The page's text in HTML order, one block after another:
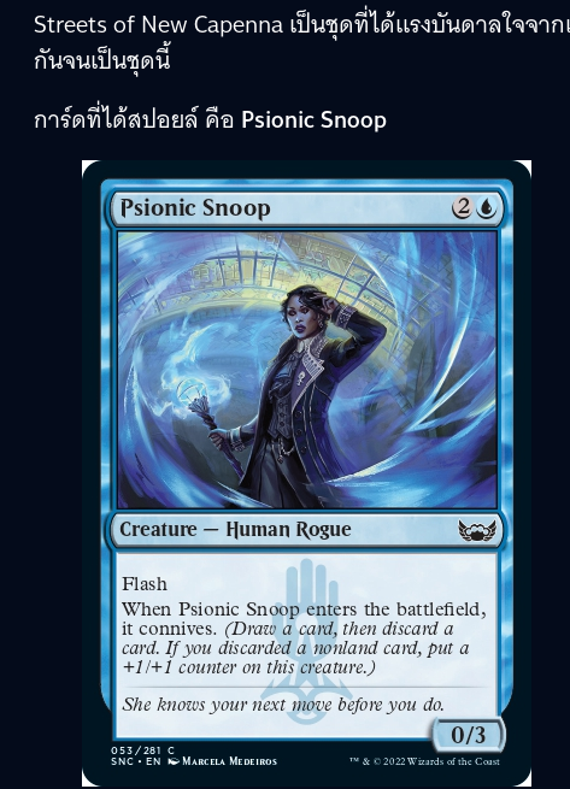
Streets of New Capenna เป็นชุดที่ได้แรงบันดาลใจจ
กันจนเป็นชุดนี้
การ์ดที่ได้สปอยล์ คือ Psionic Snoop